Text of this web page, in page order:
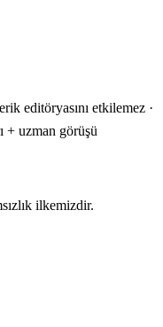
editöryasını etkilemez ·
+ uzman görüşü
ilkemizdir.